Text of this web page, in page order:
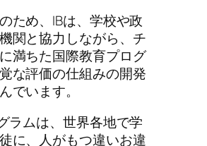
ため、IBは、学校や政
関と協力しながら、チ
満ちた国際教育プログ
な評価の仕組みの開発
でいます。
ラムは、世界各地で学
に、人がもつ違いお違